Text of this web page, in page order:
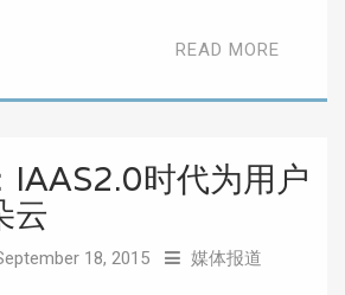
READ MORE
IAAS2.0时代为用户
云
18, 2015 媒体报道